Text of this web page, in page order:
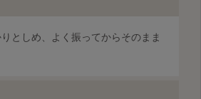
としめ、よく振ってからそのまま